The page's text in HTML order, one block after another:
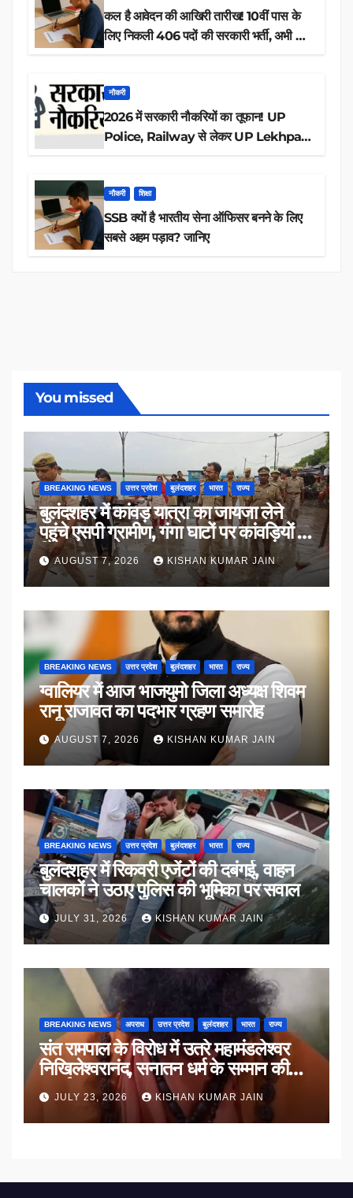
कल है आवेदन की आखिरी तारीख! 10वीं पास के
लिए निकली 406 पदों की सरकारी भर्ती, अभी करें
नौकरी
2026 में सरकारी नौकरियों का तूफान! UP
Police, Railway से लेकर UP Lekhpal
नौकरी शिक्षा
SSB क्यों है भारतीय सेना ऑफिसर बनने के लिए
सबसे अहम पड़ाव? जानिए
You missed
BREAKING NEWS उत्तर प्रदेश बुलंदशहर भारत राज्य
बुलंदशहर में कांवड़ यात्रा का जायजा लेने
पहुंचे एसपी ग्रामीण, गंगा घाटों पर कांवड़ियों से
किया संवाद
AUGUST 7, 2026 KISHAN KUMAR JAIN
BREAKING NEWS उत्तर प्रदेश बुलंदशहर भारत राज्य
ग्वालियर में आज भाजयुमो जिला अध्यक्ष शिवम
रानू राजावत का पदभार ग्रहण समारोह
AUGUST 7, 2026 KISHAN KUMAR JAIN
BREAKING NEWS उत्तर प्रदेश बुलंदशहर भारत राज्य
बुलंदशहर में रिकवरी एजेंटों की दबंगई, वाहन
चालकों ने उठाए पुलिस की भूमिका पर सवाल
JULY 31, 2026 KISHAN KUMAR JAIN
BREAKING NEWS अपराध उत्तर प्रदेश बुलंदशहर भारत राज्य
संत रामपाल के विरोध में उतरे महामंडलेश्वर
निखिलेश्वरानंद, सनातन धर्म के सम्मान की
उठाई मांग
JULY 23, 2026 KISHAN KUMAR JAIN